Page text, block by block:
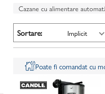
Cazane cu alimentare
Sortare: Implicit
Poate fi comandat cu